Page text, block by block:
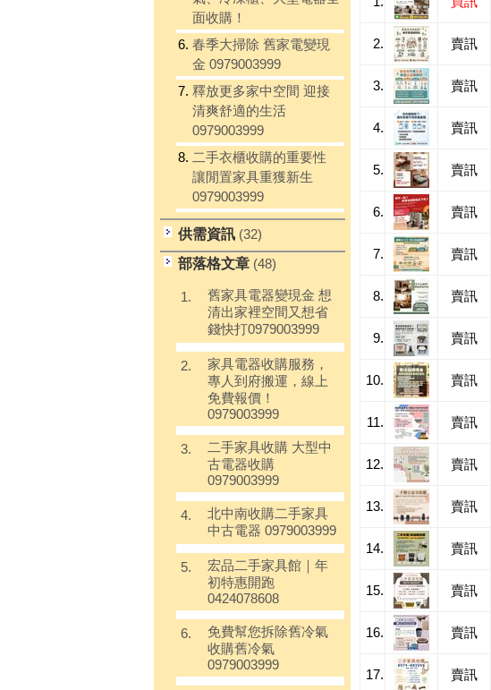
面收購！
6. 春季大掃除 舊家電變現
金 0979003999
7. 釋放更多家中空間 迎接
清爽舒適的生活
0979003999
8. 二手衣櫃收購的重要性
讓閒置家具重獲新生
0979003999
供需資訊 (32)
部落格文章 (48)
1.
舊家具電器變現金 想
清出家裡空間又想省
錢快打0979003999
2.
家具電器收購服務，
專人到府搬運，線上
免費報價！
0979003999
3.
二手家具收購 大型中
古電器收購
0979003999
4.
北中南收購二手家具
中古電器 0979003999
5.
宏品二手家具館｜年
初特惠開跑
0424078608
6.
免費幫您拆除舊冷氣
收購舊冷氣
0979003999
2. 賣訊
3. 賣訊
4. 賣訊
5. 賣訊
6. 賣訊
7. 賣訊
8. 賣訊
9. 賣訊
10. 賣訊
11. 賣訊
12. 賣訊
13. 賣訊
14. 賣訊
15. 賣訊
16. 賣訊
17. 賣訊